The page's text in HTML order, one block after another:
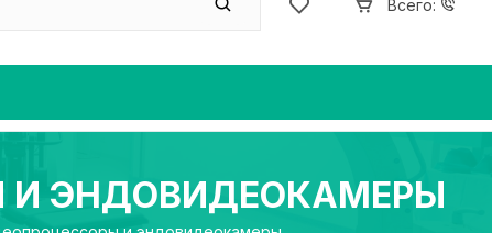
Всего:
И ЭНДОВИДЕОКАМЕРЫ